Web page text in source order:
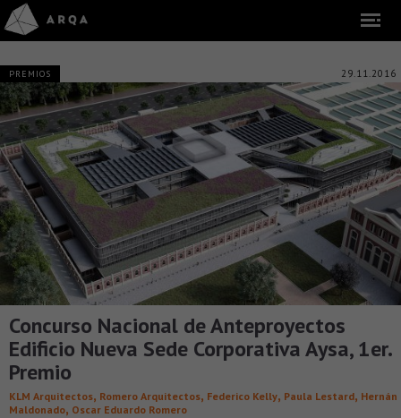
PREMIOS 29.11.2016
Concurso Nacional de Anteproyectos
Edificio Nueva Sede Corporativa Aysa, 1er.
Premio
KLM Arquitectos, Romero Arquitectos, Federico Kelly, Paula Lestard, Hernán
Maldonado, Oscar Eduardo Romero